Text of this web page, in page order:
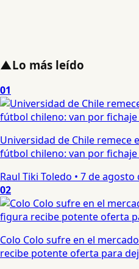
▲Lo más leído
01
Universidad de Chile remece
fútbol chileno: van por fichaje
Raul Tiki Toledo • 7 de agosto
02
Colo Colo sufre en el
recibe potente oferta para